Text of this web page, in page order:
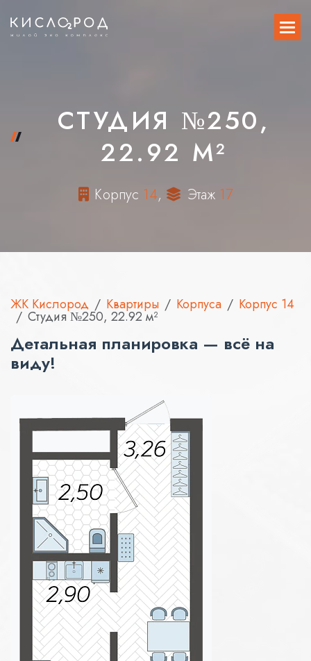
СТУДИЯ №250,
22.92 М²
Корпус 14, Этаж 17
ЖК Кислород Квартиры Корпуса Корпус 14
Студия №250, 22.92 м²
Детальная планировка — всё на
виду!